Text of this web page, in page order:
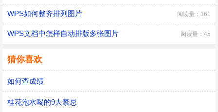
WPS如何整齐排列图片 阅读量：161
WPS文档中怎样自动排版多张图片 阅读量：45
猜你喜欢
如何查成绩
桂花泡水喝的9大禁忌